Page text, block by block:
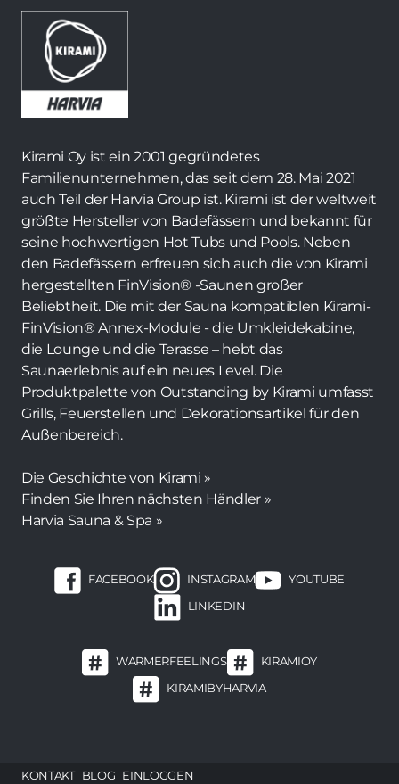
Kirami Oy ist ein 2001 gegründetes
Familienunternehmen, das seit dem 28. Mai 2021
auch Teil der Harvia Group ist. Kirami ist der weltweit
größte Hersteller von Badefässern und bekannt für
seine hochwertigen Hot Tubs und Pools. Neben
den Badefässern erfreuen sich auch die von Kirami
hergestellten FinVision® -Saunen großer
Beliebtheit. Die mit der Sauna kompatiblen Kirami-
FinVision® Annex-Module - die Umkleidekabine,
die Lounge und die Terasse – hebt das
Saunaerlebnis auf ein neues Level. Die
Produktpalette von Outstanding by Kirami umfasst
Grills, Feuerstellen und Dekorationsartikel für den
Außenbereich.
Die Geschichte von Kirami »
Finden Sie Ihren nächsten Händler »
Harvia Sauna & Spa »
FACEBOOK INSTAGRAM
YOUTUBE
LINKEDIN
WARMERFEELINGS
KIRAMIOY
KIRAMIBYHARVIA
KONTAKT BLOG EINLOGGEN